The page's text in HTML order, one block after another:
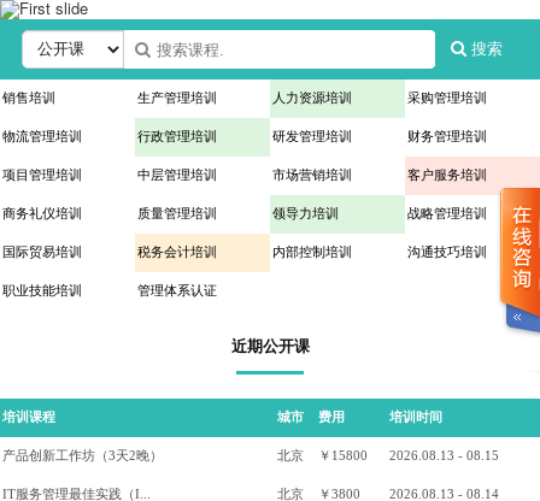
搜索
销售培训 生产管理培训 人力资源培训 采购管理培训
物流管理培训 行政管理培训 研发管理培训 财务管理培训
项目管理培训 中层管理培训 市场营销培训 客户服务培训
商务礼仪培训 质量管理培训 领导力培训 战略管理培训
国际贸易培训 税务会计培训 内部控制培训 沟通技巧培训
职业技能培训 管理体系认证
近期公开课
培训课程 城市 费用 培训时间
产品创新工作坊（3天2晚） 北京 ￥15800 2026.08.13 - 08.15
IT服务管理最佳实践（I... 北京 ￥3800 2026.08.13 - 08.14